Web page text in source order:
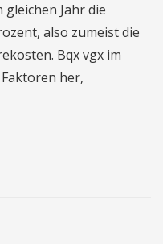
Jahr die
also zumeist die
Bqx vgx im
her,